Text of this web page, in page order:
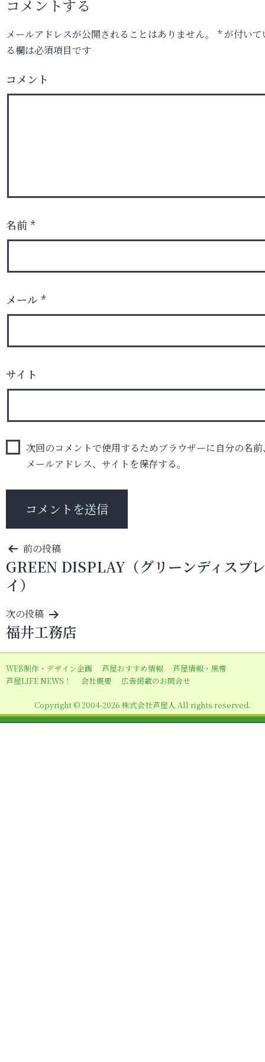
コメントする
メールアドレスが公開されることはありません。 *が付いて
る欄は必須項目です
コメント
名前 *
メール *
サイト
次回のコメントで使用するためブラウザーに自分の名前
メールアドレス、サイトを保存する。
投
稿
ナ
ビ
ゲ
ー
シ
ョ
前の投稿
GREEN DISPLAY（グリーンディスプレ
イ）
次の投稿
福井工務店
WEB制作・デザイン企画 芦屋おすすめ情報
芦屋情報・黒帯
芦屋LIFE NEWS！
会社概要 広告掲載のお問合せ
Copyright © 2004-2026 株式会社芦屋人 All rights reserved.